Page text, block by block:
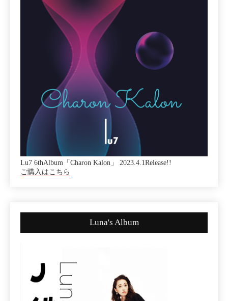
Lu7 6thAlbum「Charon Kalon」 2023.4.1Release!!
ご購入はこちら
Luna's Album